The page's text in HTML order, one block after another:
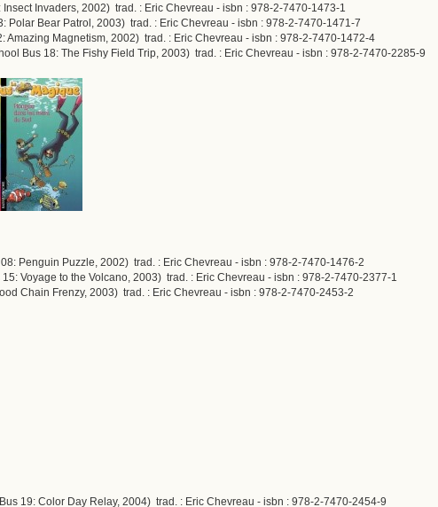
Invaders, 2002) trad. : Eric Chevreau - isbn : 978-2-7470-1473-1
Polar Bear Patrol, 2003) trad. : Eric Chevreau - isbn : 978-2-7470-1471-7
Amazing Magnetism, 2002) trad. : Eric Chevreau - isbn : 978-2-7470-1472-4
Bus 18: The Fishy Field Trip, 2003) trad. : Eric Chevreau - isbn : 978-2-7470-2285-9
Penguin Puzzle, 2002) trad. : Eric Chevreau - isbn : 978-2-7470-1476-2
Voyage to the Volcano, 2003) trad. : Eric Chevreau - isbn : 978-2-7470-2377-1
Chain Frenzy, 2003) trad. : Eric Chevreau - isbn : 978-2-7470-2453-2
19: Color Day Relay, 2004) trad. : Eric Chevreau - isbn : 978-2-7470-2454-9